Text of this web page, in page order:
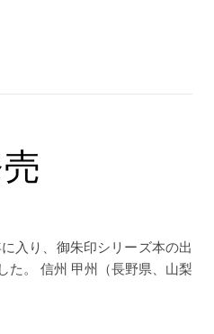
入り、御朱印シリーズ本の出
た。 信州 甲州（長野県、山梨